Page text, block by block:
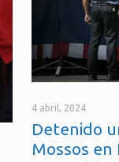
4 abril, 2024
Detenido
Mossos